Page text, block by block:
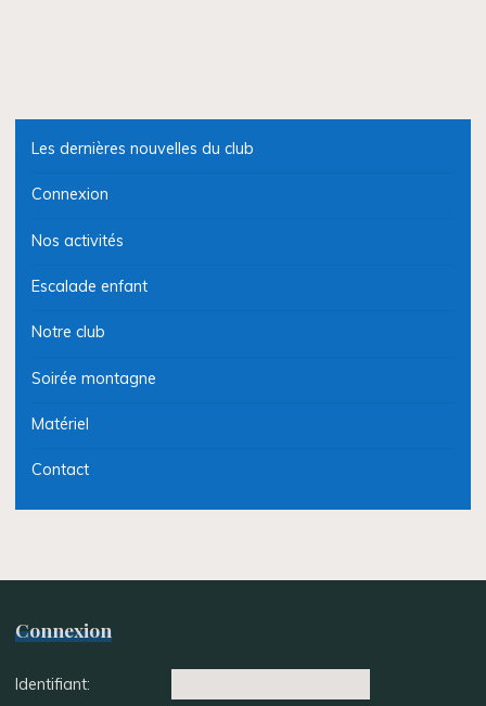
Les dernières nouvelles du club
Connexion
Nos activités
Escalade enfant
Notre club
Soirée montagne
Matériel
Contact
Connexion
Identifiant: